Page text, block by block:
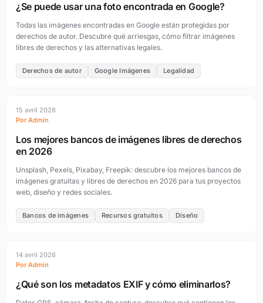
¿Se puede usar una foto encontrada en Google?
Todas las imágenes encontradas en Google están protegidas por
derechos de autor. Descubre qué arriesgas, cómo filtrar imágenes
libres de derechos y las alternativas legales.
Derechos de autor Google Imágenes Legalidad
15 avril 2026
Por Admin
Los mejores bancos de imágenes libres de derechos
en 2026
Unsplash, Pexels, Pixabay, Freepik: descubre los mejores bancos de
imágenes gratuitas y libres de derechos en 2026 para tus proyectos
web, diseño y redes sociales.
Bancos de imágenes Recursos gratuitos Diseño
14 avril 2026
Por Admin
¿Qué son los metadatos EXIF y cómo eliminarlos?